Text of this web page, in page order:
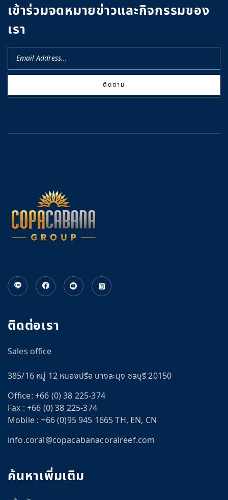
เข้าร่วมจดหมายข่าวและกิจกรรมของ
เรา
ติดตาม
ติดต่อเรา
Sales office
385/16 หมู่ 12 หนองปรือ บางละมุง ชลบุรี 20150
Office: +66 (0) 38 225-374
Fax : +66 (0) 38 225-374
Mobile :+66 (0)95 945 1665 TH, EN, CN
info.coral@copacabanacoralreef.com
ค้นหาเพิ่มเติม